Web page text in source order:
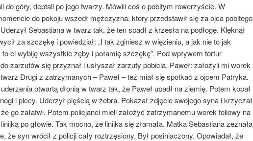
do góry, deptali po jego twarzy. Mówili coś o pobitym rowerzyście. W
do pokoju wszedł mężczyzna, który przedstawił się za ojca pobitego
Sebastiana w twarz tak, że ten spadł z krzesła na podłogę. Klęknął
za szczękę i powiedział: „I tak zginiesz w więzieniu, a jak nie to jak
ci wybiję wszystkie zęby i połamię szczękę”. Pod wpływem tortur
zarzutów się przyznał i usłyszał zarzuty pobicia. Paweł: założyli mi worek
Drugi z zatrzymanych – Paweł – też miał się spotkać z ojcem Patryka.
otwartą dłonią w twarz tak, że Paweł upadł na ziemię. Potem kopał
i plecy. Uderzył pięścią w żebra. Pokazał zdjęcie swojego syna i krzyczał
go załatwi. Potem policjanci mieli założyć zatrzymanemu worek foliowy na
po głowie. Tak mocno, że linijka się złamała. Matka Sebastiana zeznała
że syn wrócił z policji cały roztrzęsiony. Był posiniaczony. Opowiadał, że